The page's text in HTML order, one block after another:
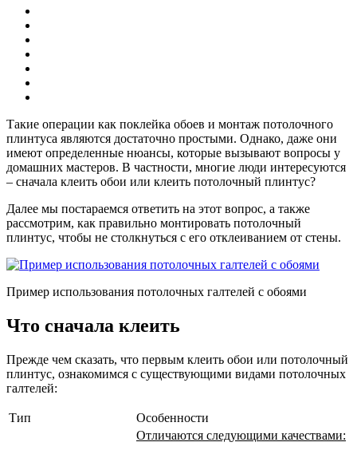
Такие операции как поклейка обоев и монтаж потолочного
плинтуса являются достаточно простыми. Однако, даже они
имеют определенные нюансы, которые вызывают вопросы у
домашних мастеров. В частности, многие люди интересуются
– сначала клеить обои или клеить потолочный плинтус?
Далее мы постараемся ответить на этот вопрос, а также
рассмотрим, как правильно монтировать потолочный
плинтус, чтобы не столкнуться с его отклеиванием от стены.
Пример использования потолочных галтелей с обоями
Что сначала клеить
Прежде чем сказать, что первым клеить обои или потолочный
плинтус, ознакомимся с существующими видами потолочных
галтелей:
Тип Особенности
Отличаются следующими качествами: